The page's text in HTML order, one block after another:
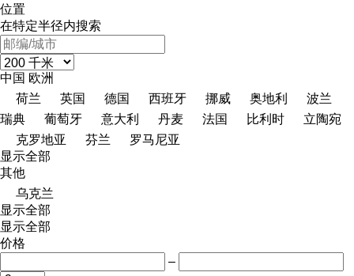
位置
在特定半径内搜索
中国 欧洲
荷兰
英国 德国 西班牙 挪威 奥地利
波兰
瑞典
葡萄牙 意大利 丹麦 法国 比利时
立陶宛
克罗地亚
芬兰
罗马尼亚
显示全部
其他
乌克兰
显示全部
显示全部
价格
–